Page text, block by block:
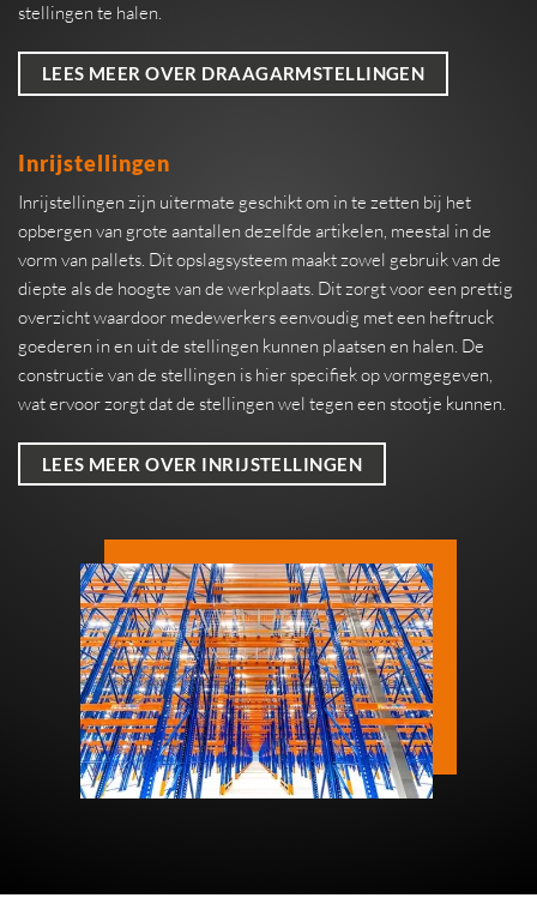
stellingen te halen.
LEES MEER OVER DRAAGARMSTELLINGEN
Inrijstellingen
Inrijstellingen zijn uitermate geschikt om in te zetten bij het
opbergen van grote aantallen dezelfde artikelen, meestal in de
vorm van pallets. Dit opslagsysteem maakt zowel gebruik van de
diepte als de hoogte van de werkplaats. Dit zorgt voor een prettig
overzicht waardoor medewerkers eenvoudig met een heftruck
goederen in en uit de stellingen kunnen plaatsen en halen. De
constructie van de stellingen is hier specifiek op vormgegeven,
wat ervoor zorgt dat de stellingen wel tegen een stootje kunnen.
LEES MEER OVER INRIJSTELLINGEN